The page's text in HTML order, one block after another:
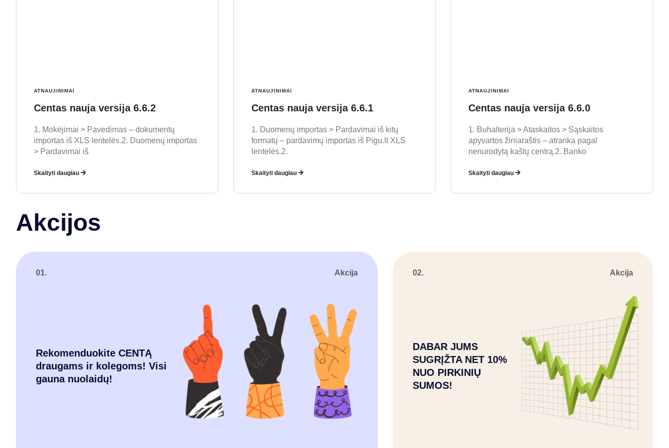
ATNAUJINIMAI
Centas nauja versija 6.6.2
1. Mokėjimai > Pavedimas – dokumentų
importas iš XLS lentelės.2. Duomenų importas
> Pardavimai iš
Skaityti daugiau
ATNAUJINIMAI
Centas nauja versija 6.6.1
1. Duomenų importas > Pardavimai iš kitų
formatų – pardavimų importas iš Pigu.lt XLS
lentelės.2.
Skaityti daugiau
ATNAUJINIMAI
Centas nauja versija 6.6.0
1. Buhalterija > Ataskaitos > Sąskaitos
apyvartos žiniaraštis – atranka pagal
nenurodytą kaštų centrą.2. Banko
Skaityti daugiau
Akcijos
01. Akcija
Rekomenduokite CENTĄ
draugams ir kolegoms! Visi
gauna nuolaidų!
02. Akcija
DABAR JUMS
SUGRĮŽTA NET 10%
NUO PIRKINIŲ
SUMOS!